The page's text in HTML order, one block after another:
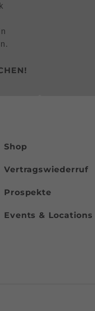
Shop
Vertragswiederruf
Prospekte
Events & Locations